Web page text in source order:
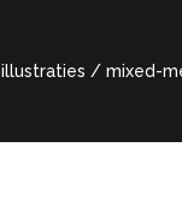
illustraties / mixed-